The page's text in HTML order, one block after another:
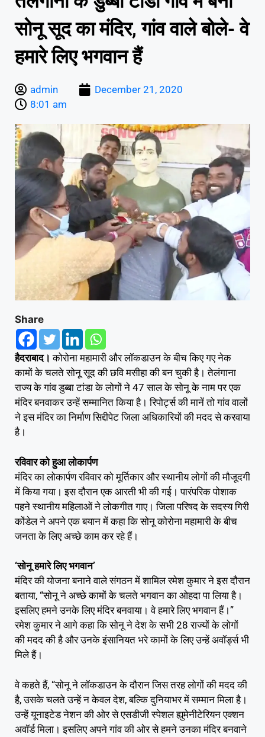
सोनू सूद का मंदिर, गांव वाले बोले- वे
हमारे लिए भगवान हैं
admin
December 21, 2020
8:01 am
Share
हैदराबाद। कोरोना महामारी और लॉकडाउन के बीच किए गए नेक
कामों के चलते सोनू सूद की छवि मसीहा की बन चुकी है। तेलंगाना
राज्य के गांव डुब्बा टांडा के लोगों ने 47 साल के सोनू के नाम पर एक
मंदिर बनवाकर उन्हें सम्मानित किया है। रिपोर्ट्स की मानें तो गांव वालों
ने इस मंदिर का निर्माण सिद्दीपेट जिला अधिकारियों की मदद से करवाया
है।
रविवार को हुआ लोकार्पण
मंदिर का लोकार्पण रविवार को मूर्तिकार और स्थानीय लोगों की मौजूदगी
में किया गया। इस दौरान एक आरती भी की गई। पारंपरिक पोशाक
पहने स्थानीय महिलाओं ने लोकगीत गाए। जिला परिषद के सदस्य गिरी
कोंडेल ने अपने एक बयान में कहा कि सोनू कोरोना महामारी के बीच
जनता के लिए अच्छे काम कर रहे हैं।
‘सोनू हमारे लिए भगवान’
मंदिर की योजना बनाने वाले संगठन में शामिल रमेश कुमार ने इस दौरान
बताया, “सोनू ने अच्छे कामों के चलते भगवान का ओहदा पा लिया है।
इसलिए हमने उनके लिए मंदिर बनवाया। वे हमारे लिए भगवान हैं।”
रमेश कुमार ने आगे कहा कि सोनू ने देश के सभी 28 राज्यों के लोगों
की मदद की है और उनके इंसानियत भरे कामों के लिए उन्हें अवॉर्ड्स भी
मिले हैं।
वे कहते हैं, “सोनू ने लॉकडाउन के दौरान जिस तरह लोगों की मदद की
है, उसके चलते उन्हें न केवल देश, बल्कि दुनियाभर में सम्मान मिला है।
उन्हें यूनाइटेड नेशन की ओर से एसडीजी स्पेशल ह्युमेनीटेरियन एक्शन
अवॉर्ड मिला। इसलिए अपने गांव की ओर से हमने उनका मंदिर बनवाने